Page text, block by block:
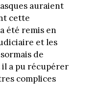
auraient
cette
été remis en
et les
de
a pu récupérer
complices